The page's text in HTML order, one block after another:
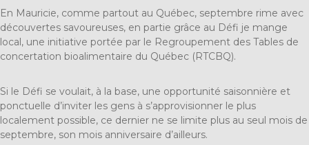
En Mauricie, comme partout au Québec, septembre rime avec
découvertes savoureuses, en partie grâce au Défi je mange
local, une initiative portée par le Regroupement des Tables de
concertation bioalimentaire du Québec (RTCBQ).
Si le Défi se voulait, à la base, une opportunité saisonnière et
ponctuelle d’inviter les gens à s’approvisionner le plus
localement possible, ce dernier ne se limite plus au seul mois de
septembre, son mois anniversaire d’ailleurs.